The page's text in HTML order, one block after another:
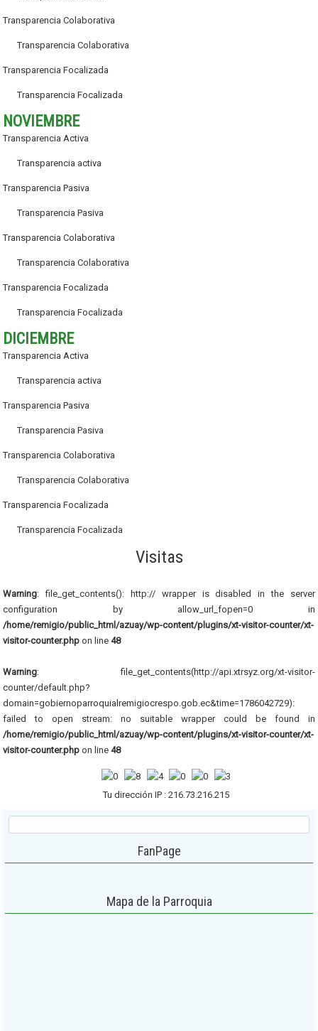
Transparencia Colaborativa
Transparencia Colaborativa
Transparencia Focalizada
Transparencia Focalizada
NOVIEMBRE
Transparencia Activa
Transparencia activa
Transparencia Pasiva
Transparencia Pasiva
Transparencia Colaborativa
Transparencia Colaborativa
Transparencia Focalizada
Transparencia Focalizada
DICIEMBRE
Transparencia Activa
Transparencia activa
Transparencia Pasiva
Transparencia Pasiva
Transparencia Colaborativa
Transparencia Colaborativa
Transparencia Focalizada
Transparencia Focalizada
Visitas
Warning: file_get_contents(): http:// wrapper is disabled in the server
configuration by allow_url_fopen=0 in
/home/remigio/public_html/azuay/wp-content/plugins/xt-visitor-counter/xt-
visitor-counter.php on line48
Warning: file_get_contents(http://api.xtrsyz.org/xt-visitor-
counter/default.php?
domain=gobiernoparroquialremigiocrespo.gob.ec&time=1786042729):
failed to open stream: no suitable wrapper could be found in
/home/remigio/public_html/azuay/wp-content/plugins/xt-visitor-counter/xt-
visitor-counter.php on line48
Tu dirección IP : 216.73.216.215
FanPage
Mapa de la Parroquia